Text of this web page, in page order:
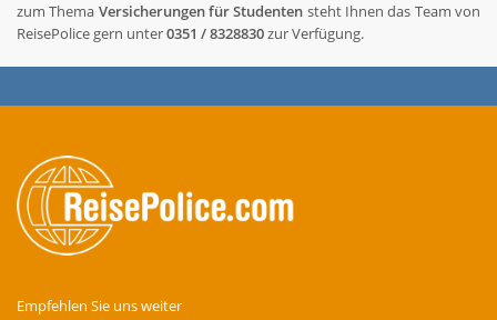
zum Thema Versicherungen für Studenten steht Ihnen das Team von
ReisePolice gern unter0351 / 8328830zur Verfügung.
Empfehlen Sie uns weiter